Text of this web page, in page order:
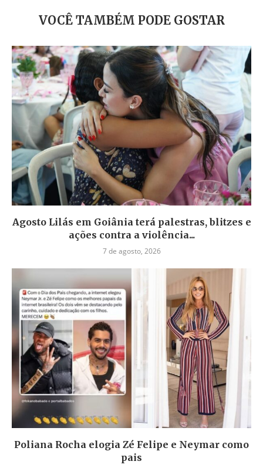
VOCÊ TAMBÉM PODE GOSTAR
Agosto Lilás em Goiânia terá palestras, blitzes e
ações contra a violência...
7 de agosto, 2026
Poliana Rocha elogia Zé Felipe e Neymar como
pais